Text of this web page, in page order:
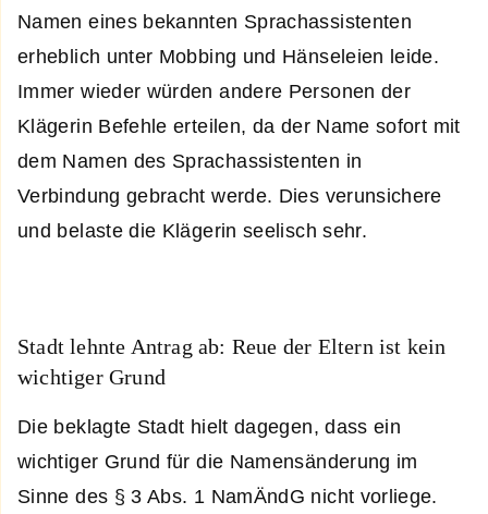
Namen eines bekannten Sprachassistenten
erheblich unter Mobbing und Hänseleien leide.
Immer wieder würden andere Personen der
Klägerin Befehle erteilen, da der Name sofort mit
dem Namen des Sprachassistenten in
Verbindung gebracht werde. Dies verunsichere
und belaste die Klägerin seelisch sehr.
Stadt lehnte Antrag ab: Reue der Eltern ist kein
wichtiger Grund
Die beklagte Stadt hielt dagegen, dass ein
wichtiger Grund für die Namensänderung im
Sinne des § 3 Abs. 1 NamÄndG nicht vorliege.